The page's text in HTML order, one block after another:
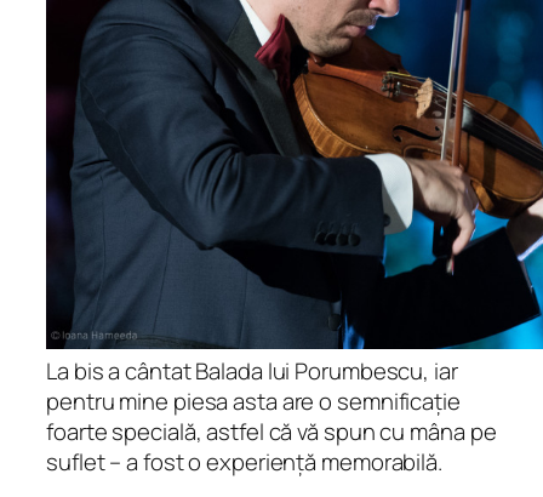
La bis a cântat Balada lui Porumbescu, iar
pentru mine piesa asta are o semnificație
foarte specială, astfel că vă spun cu mâna pe
suflet – a fost o experiență memorabilă.